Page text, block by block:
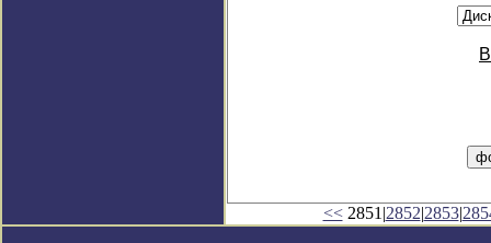
<<2851|2852|2853|